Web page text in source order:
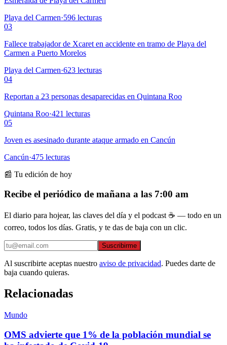
Playa del Carmen·596 lecturas
03
Fallece trabajador de Xcaret en accidente en tramo de Playa del
Carmen a Puerto Morelos
Playa del Carmen·623 lecturas
04
Reportan a 23 personas desaparecidas en Quintana Roo
Quintana Roo·421 lecturas
05
Joven es asesinado durante ataque armado en Cancún
Cancún·475 lecturas
📰 Tu edición de hoy
Recibe el periódico de mañana a las 7:00 am
El diario para hojear, las claves del día y el podcast ☕ — todo en un
correo, todos los días. Gratis, y te das de baja con un clic.
Suscribirme
Al suscribirte aceptas nuestro aviso de privacidad. Puedes darte de
baja cuando quieras.
Relacionadas
Mundo
OMS advierte que 1% de la población mundial se